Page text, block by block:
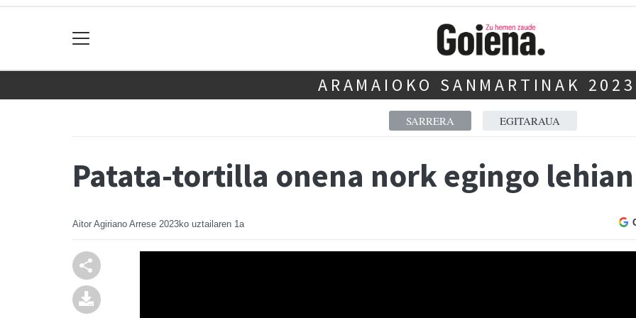
ARAMAIOKO SANMARTINAK 2023
SARRERA EGITARAUA
Patata-tortilla onena nork egingo lehian
Aitor Agiriano Arrese 2023ko uztailaren 1a